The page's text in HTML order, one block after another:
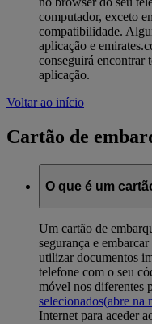
computador, exceto
compatibilidade.
aplicação e
conseguirá encontrar
aplicação.
Voltar ao início
Cartão de
O que é um
Um cartão de
segurança e
utilizar documentos
telefone com o seu
móvel nos diferentes
selecionados(abre na
Internet para aceder